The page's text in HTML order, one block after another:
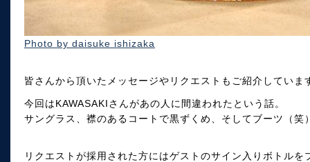
Photo by daisuke ishizaka
皆さんから頂いたメッセージやリクエストもご紹介していま
今回はKAWASAKIさんがあの人に間違われたという話。
サングラス、襟のあるコートで黒ずくめ、そしてブーツ（笑
リクエストが採用された方にはゲストのサイン入りボトルを